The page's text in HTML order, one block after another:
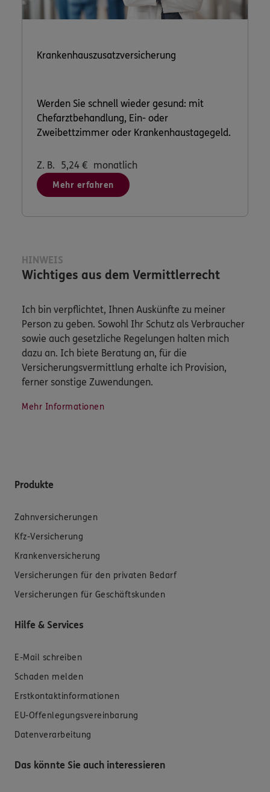
Krankenhauszusatzversicherung
Werden Sie schnell wieder gesund: mit
Chefarztbehandlung, Ein- oder
Zweibettzimmer oder Krankenhaustagegeld.
Z. B. 5,24 € monatlich
Mehr erfahren
HINWEIS
Wichtiges aus dem Vermittlerrecht
Ich bin verpflichtet, Ihnen Auskünfte zu meiner
Person zu geben. Sowohl Ihr Schutz als Verbraucher
sowie auch gesetzliche Regelungen halten mich
dazu an. Ich biete Beratung an, für die
Versicherungsvermittlung erhalte ich Provision,
ferner sonstige Zuwendungen.
Mehr Informationen
Produkte
Zahnversicherungen
Kfz-Versicherung
Krankenversicherung
Versicherungen für den privaten Bedarf
Versicherungen für Geschäftskunden
Hilfe & Services
E-Mail schreiben
Schaden melden
Erstkontaktinformationen
EU-Offenlegungsvereinbarung
Datenverarbeitung
Das könnte Sie auch interessieren